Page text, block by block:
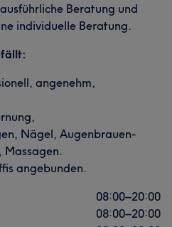
Beratung und
individuelle Beratung.
angenehm,
Nägel, Augenbrauen-
Massagen.
angebunden.
08:00–20:00
08:00–20:00